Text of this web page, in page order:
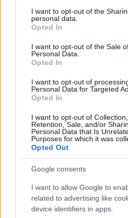
not limited to your visit or usage
grant or deny consent to Google
use your data for below specified
consent section.
I want to opt-out of the
personal data.
Opted In
I want to opt-out of the Sale
Personal Data.
Opted In
I want to opt-out of
Personal Data for Targeted
Opted In
I want to opt-out of Collection,
Retention, Sale, and/or
Personal Data that Is
Purposes for which it was
Opted Out
Google consents
I want to allow Google to
related to advertising like
device identifiers in apps.
Φέτα ή «λευκό τυρί»; Έτσι
αυθεντικό ελληνικό
Η φέτα παράγεται αποκλειστικά
τυρί μπορεί να παραχθεί
από αγελαδινό γάλα. Δεν είναι
13.10.2025 09:15